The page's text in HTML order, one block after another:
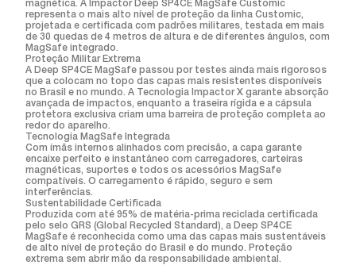
magnética. A Impactor Deep SP4CE MagSafe Customic
representa o mais alto nível de proteção da linha Customic,
projetada e certificada com padrões militares, testada em mais
de 30 quedas de 4 metros de altura e de diferentes ângulos, com
MagSafe integrado.
Proteção Militar Extrema
A Deep SP4CE MagSafe passou por testes ainda mais rigorosos
que a colocam no topo das capas mais resistentes disponíveis
no Brasil e no mundo. A Tecnologia Impactor X garante absorção
avançada de impactos, enquanto a traseira rígida e a cápsula
protetora exclusiva criam uma barreira de proteção completa ao
redor do aparelho.
Tecnologia MagSafe Integrada
Com ímãs internos alinhados com precisão, a capa garante
encaixe perfeito e instantâneo com carregadores, carteiras
magnéticas, suportes e todos os acessórios MagSafe
compatíveis. O carregamento é rápido, seguro e sem
interferências.
Sustentabilidade Certificada
Produzida com até 95% de matéria-prima reciclada certificada
pelo selo GRS (Global Recycled Standard), a Deep SP4CE
MagSafe é reconhecida como uma das capas mais sustentáveis
de alto nível de proteção do Brasil e do mundo. Proteção
extrema sem abrir mão da responsabilidade ambiental.